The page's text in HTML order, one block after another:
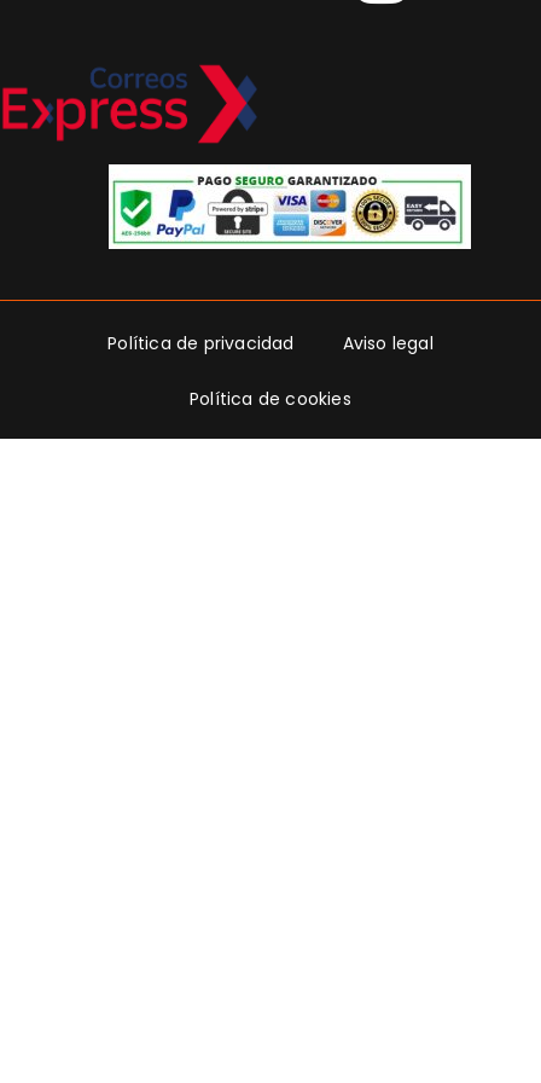
Política de privacidad Aviso legal
Política de cookies